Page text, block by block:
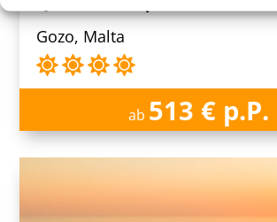
Gozo, Malta
ab 513 € p.P.